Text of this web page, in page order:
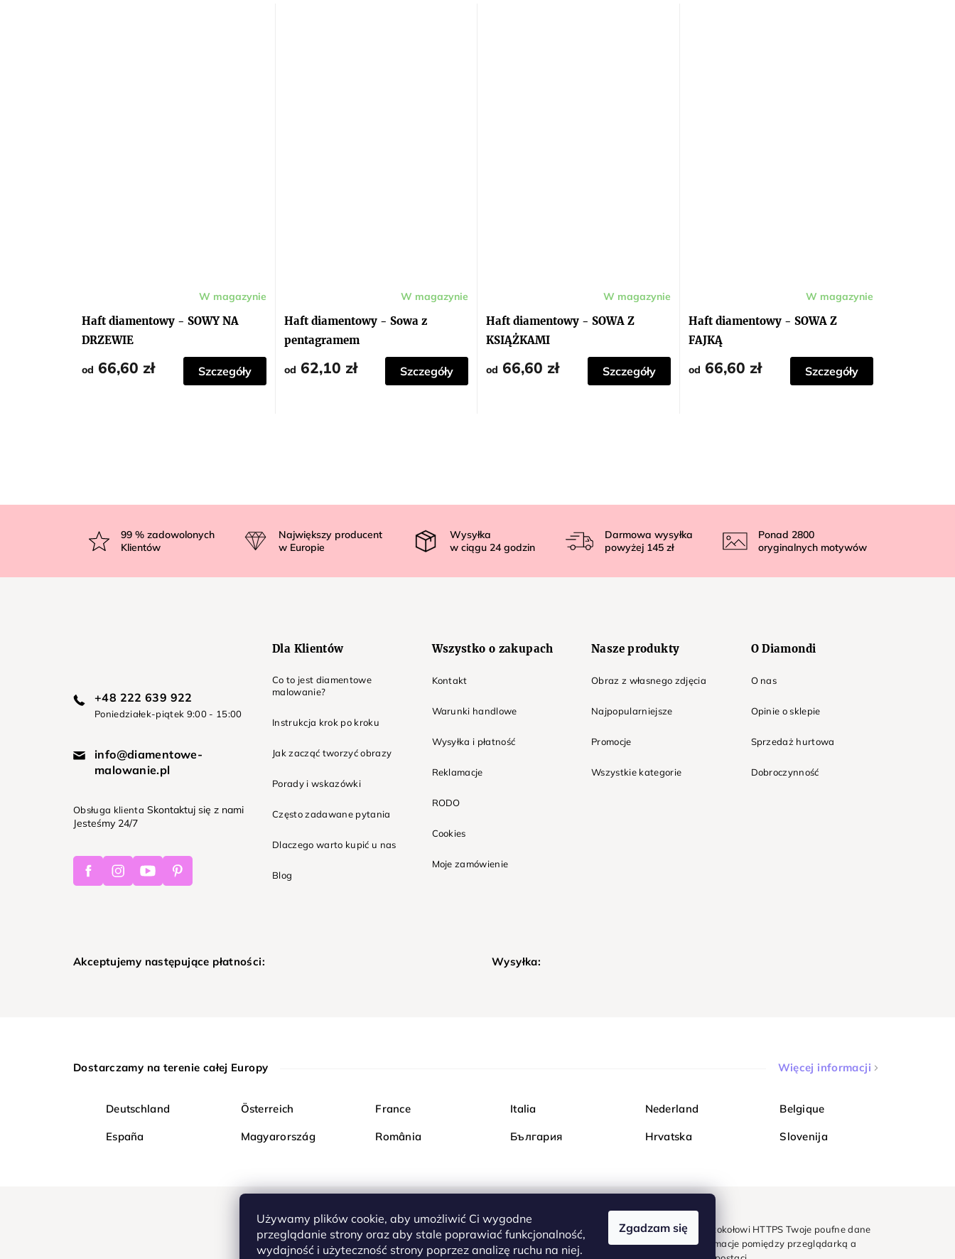
Używamy plików cookie, aby umożliwić Ci wygodne
przeglądanie strony oraz aby stale poprawiać funkcjonalność,
wydajność i użyteczność strony poprzez analizę ruchu na niej.
Zgadzam się
Haft diamentowy - SOWY NA
DRZEWIE
W magazynie
od 66,60 zł Szczegóły
Haft diamentowy - Sowa z
pentagramem
W magazynie
od 62,10 zł Szczegóły
Haft diamentowy - SOWA Z
KSIĄŻKAMI
W magazynie
od 66,60 zł Szczegóły
Haft diamentowy - SOWA Z
FAJKĄ
W magazynie
od 66,60 zł Szczegóły
p
99% zadowolonych
Klientów
Największy producent
w Europie
Wysyłka
w ciągu 24 godzin
Darmowa wysyłka
powyżej 145 zł
Ponad 2800
oryginalnych motywów
+48 222 639 922
Poniedziałek-piątek 9:00 - 15:00
info@diamentowe-
malowanie.pl
Obsługa klienta Skontaktuj się z nami
Jesteśmy 24/7
FacebookInstagramYoutubePinterest
Dla Klientów
Co to jest diamentowe
malowanie?
Instrukcja krok po kroku
Jak zacząć tworzyć obrazy
Porady i wskazówki
Często zadawane pytania
Dlaczego warto kupić u nas
Blog
Wszystko o zakupach
Kontakt
Warunki handlowe
Wysyłka i płatność
Reklamacje
RODO
Cookies
Moje zamówienie
Nasze produkty
Obraz z własnego zdjęcia
Najpopularniejsze
Promocje
Wszystkie kategorie
O Diamondi
O nas
Opinie o sklepie
Sprzedaż hurtowa
Dobroczynność
Akceptujemy następujące płatności: Wysyłka:
Dostarczamy na terenie całej Europy Więcej informacji
Deutschland Österreich France Italia Nederland Belgique
España Magyarország România България Hrvatska Slovenija
Kupuj bezpiecznie w Diamondi. Dzięki protokołowi HTTPS Twoje poufne dane
są całkowicie bezpieczne - wszystkie informacje pomiędzy przeglądarką a